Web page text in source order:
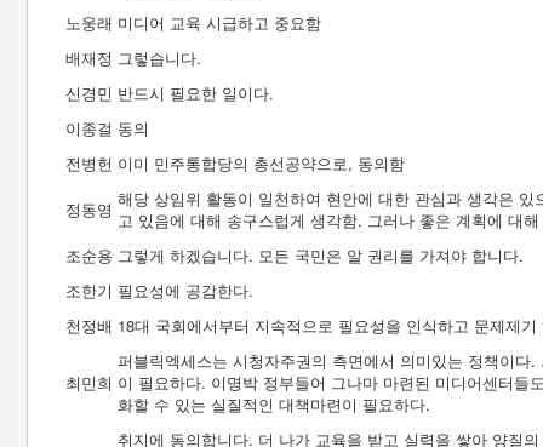
노웅래 미디어 교육 시급하고 중요함
배재정 그렇습니다.
신경민 반드시 필요한 일이다.
이종걸 동의
전병헌 이미 민주통합당의 총선공약으로, 동의함
정동영 해당 상임위 활동이 일천하여 현안에 대한 관심과 생각은
고 있음에 대해 송구스럽게 생각함. 그러나 좋은 계획에 대
조순용 그렇게 하겠습니다. 모든 국민은 알 권리를 가져야 합니다.
조한기 필요성에 공감한다.
천정배 18대 국회에서부터 지속적으로 필요성을 인식하고 문제제
최민희
퍼블릭엑세스는 시청자주권의 측면에서 의미있는 정책이
이 필요하다. 이명박 정부들어 그나마 마련된 미디어센터
화할 수 있는 실질적인 대책마련이 필요하다.
취지에 동의합니다. 더 나가 교육을 받고 실력을 쌓아 양질